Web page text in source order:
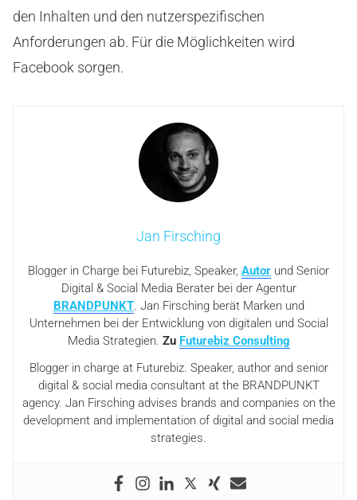
den Inhalten und den nutzerspezifischen
Anforderungen ab. Für die Möglichkeiten wird
Facebook sorgen.
Jan Firsching
Blogger in Charge bei Futurebiz, Speaker, Autor und Senior
Digital & Social Media Berater bei der Agentur
BRANDPUNKT. Jan Firsching berät Marken und
Unternehmen bei der Entwicklung von digitalen und Social
Media Strategien. Zu Futurebiz Consulting
Blogger in charge at Futurebiz. Speaker, author and senior
digital & social media consultant at the BRANDPUNKT
agency. Jan Firsching advises brands and companies on the
development and implementation of digital and social media
strategies.